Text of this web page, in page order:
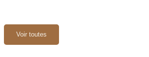
Voir toutes